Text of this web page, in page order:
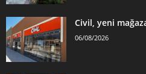
Civil, yeni
06/08/2026